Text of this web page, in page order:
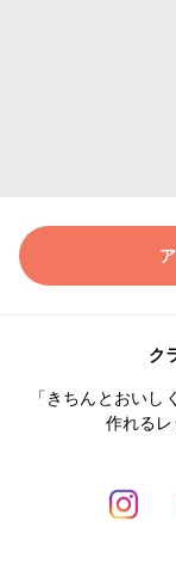
ク
「きちんとおい
作れるレ